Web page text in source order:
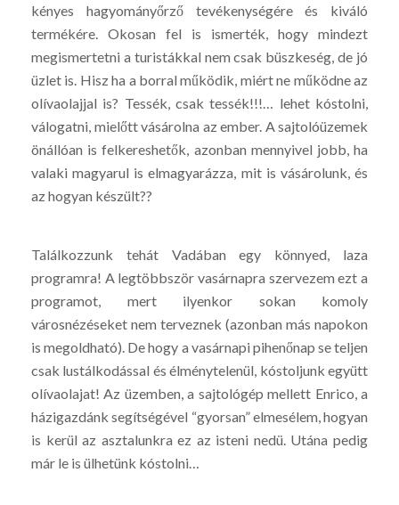
kényes hagyományőrző tevékenységére és kiváló
termékére. Okosan fel is ismerték, hogy mindezt
megismertetni a turistákkal nem csak büszkeség, de jó
üzlet is. Hisz ha a borral működik, miért ne működne az
olívaolajjal is? Tessék, csak tessék!!!… lehet kóstolni,
válogatni, mielőtt vásárolna az ember. A sajtolóüzemek
önállóan is felkereshetők, azonban mennyivel jobb, ha
valaki magyarul is elmagyarázza, mit is vásárolunk, és
az hogyan készült??
Találkozzunk tehát Vadában egy könnyed, laza
programra! A legtöbbször vasárnapra szervezem ezt a
programot, mert ilyenkor sokan komoly
városnézéseket nem terveznek (azonban más napokon
is megoldható). De hogy a vasárnapi pihenőnap se teljen
csak lustálkodással és élménytelenül, kóstoljunk együtt
olívaolajat! Az üzemben, a sajtológép mellett Enrico, a
házigazdánk segítségével “gyorsan” elmesélem, hogyan
is kerül az asztalunkra ez az isteni nedü. Utána pedig
már le is ülhetünk kóstolni…